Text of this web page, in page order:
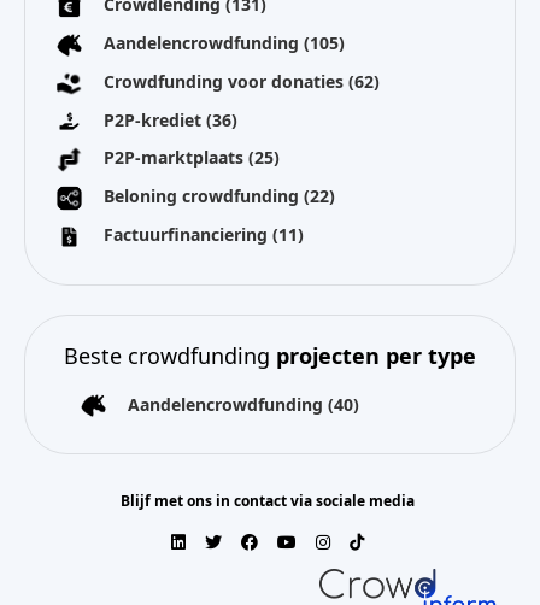
Aandelencrowdfunding (105)
Crowdfunding voor donaties (62)
P2P-krediet (36)
P2P-marktplaats (25)
Beloning crowdfunding (22)
Factuurfinanciering (11)
Beste crowdfunding projecten per type
Aandelencrowdfunding (40)
Blijf met ons in contact via sociale media